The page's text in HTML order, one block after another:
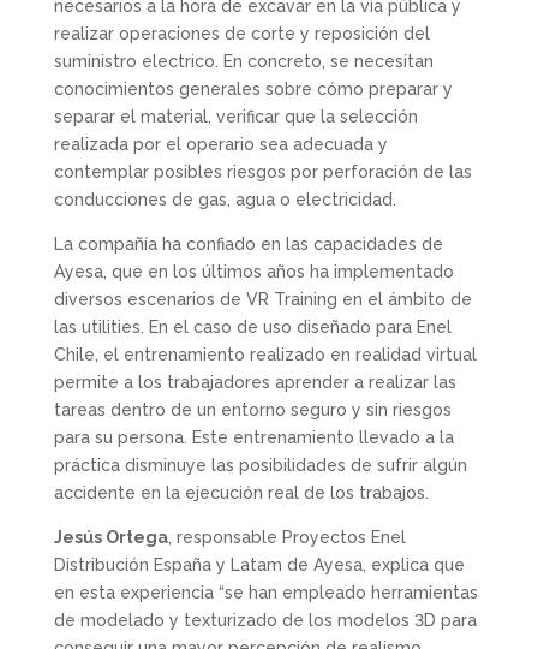
necesarios a la hora de excavar en la vía pública y
realizar operaciones de corte y reposición del
suministro electrico. En concreto, se necesitan
conocimientos generales sobre cómo preparar y
separar el material, verificar que la selección
realizada por el operario sea adecuada y
contemplar posibles riesgos por perforación de las
conducciones de gas, agua o electricidad.
La compañía ha confiado en las capacidades de
Ayesa, que en los últimos años ha implementado
diversos escenarios de VR Training en el ámbito de
las utilities. En el caso de uso diseñado para Enel
Chile, el entrenamiento realizado en realidad virtual
permite a los trabajadores aprender a realizar las
tareas dentro de un entorno seguro y sin riesgos
para su persona. Este entrenamiento llevado a la
práctica disminuye las posibilidades de sufrir algún
accidente en la ejecución real de los trabajos.
Jesús Ortega, responsable Proyectos Enel
Distribución España y Latam de Ayesa, explica que
en esta experiencia “se han empleado herramientas
de modelado y texturizado de los modelos 3D para